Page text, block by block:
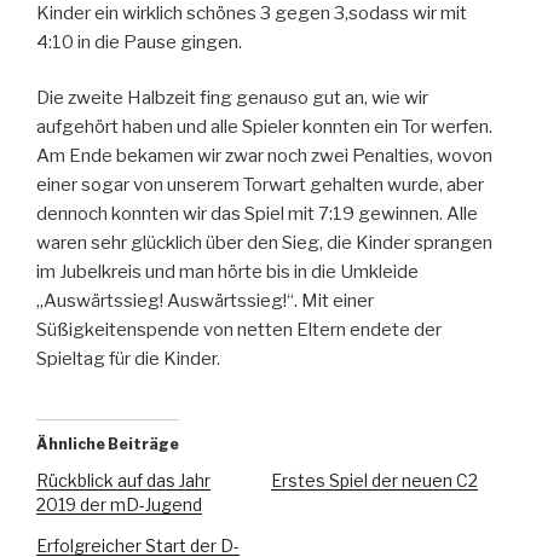
Kinder ein wirklich schönes 3 gegen 3,sodass wir mit
4:10 in die Pause gingen.
Die zweite Halbzeit fing genauso gut an, wie wir
aufgehört haben und alle Spieler konnten ein Tor werfen.
Am Ende bekamen wir zwar noch zwei Penalties, wovon
einer sogar von unserem Torwart gehalten wurde, aber
dennoch konnten wir das Spiel mit 7:19 gewinnen. Alle
waren sehr glücklich über den Sieg, die Kinder sprangen
im Jubelkreis und man hörte bis in die Umkleide
,,Auswärtssieg! Auswärtssieg!“. Mit einer
Süßigkeitenspende von netten Eltern endete der
Spieltag für die Kinder.
Ähnliche Beiträge
Rückblick auf das Jahr
2019 der mD-Jugend
Erstes Spiel der neuen C2
Erfolgreicher Start der D-